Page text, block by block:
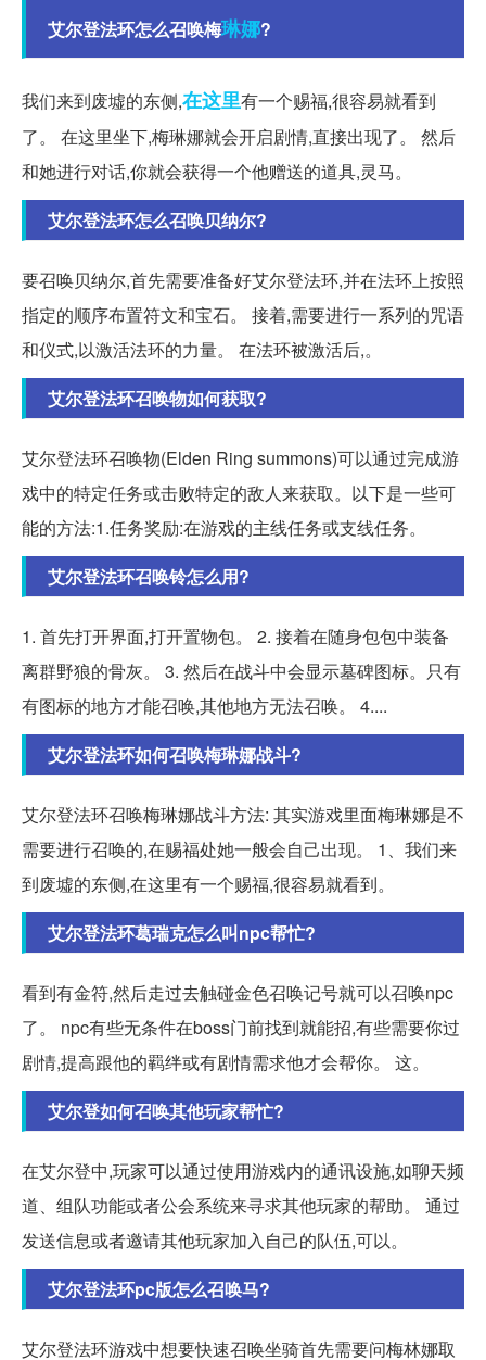
艾尔登法环怎么召唤梅琳娜?
我们来到废墟的东侧,在这里有一个赐福,很容易就看到
了。 在这里坐下,梅琳娜就会开启剧情,直接出现了。 然后
和她进行对话,你就会获得一个他赠送的道具,灵马。
艾尔登法环怎么召唤贝纳尔?
要召唤贝纳尔,首先需要准备好艾尔登法环,并在法环上按照
指定的顺序布置符文和宝石。 接着,需要进行一系列的咒语
和仪式,以激活法环的力量。 在法环被激活后,。
艾尔登法环召唤物如何获取?
艾尔登法环召唤物(Elden Ring summons)可以通过完成游
戏中的特定任务或击败特定的敌人来获取。以下是一些可
能的方法:1.任务奖励:在游戏的主线任务或支线任务。
艾尔登法环召唤铃怎么用?
1. 首先打开界面,打开置物包。 2. 接着在随身包包中装备
离群野狼的骨灰。 3. 然后在战斗中会显示墓碑图标。只有
有图标的地方才能召唤,其他地方无法召唤。 4....
艾尔登法环如何召唤梅琳娜战斗?
艾尔登法环召唤梅琳娜战斗方法: 其实游戏里面梅琳娜是不
需要进行召唤的,在赐福处她一般会自己出现。 1、我们来
到废墟的东侧,在这里有一个赐福,很容易就看到。
艾尔登法环葛瑞克怎么叫npc帮忙?
看到有金符,然后走过去触碰金色召唤记号就可以召唤npc
了。 npc有些无条件在boss门前找到就能招,有些需要你过
剧情,提高跟他的羁绊或有剧情需求他才会帮你。 这。
艾尔登如何召唤其他玩家帮忙?
在艾尔登中,玩家可以通过使用游戏内的通讯设施,如聊天频
道、组队功能或者公会系统来寻求其他玩家的帮助。 通过
发送信息或者邀请其他玩家加入自己的队伍,可以。
艾尔登法环pc版怎么召唤马?
艾尔登法环游戏中想要快速召唤坐骑首先需要问梅林娜取